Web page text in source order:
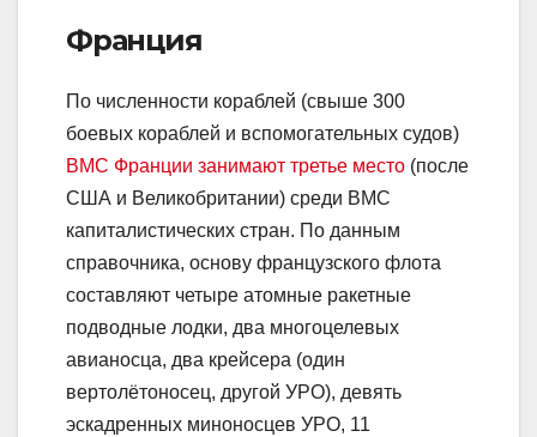
Франция
По численности кораблей (свыше 300
боевых кораблей и вспомогательных судов)
ВМС Франции занимают третье место (после
США и Великобритании) среди ВМС
капиталистических стран. По данным
справочника, основу французского флота
составляют четыре атомные ракетные
подводные лодки, два многоцелевых
авианосца, два крейсера (один
вертолётоносец, другой УРО), девять
эскадренных миноносцев УРО, 11